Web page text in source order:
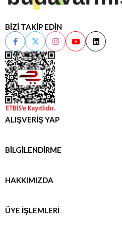
BİZİ TAKİP EDİN
ALIŞVERİŞ YAP
BİLGİLENDİRME
HAKKIMIZDA
ÜYE İŞLEMLERİ